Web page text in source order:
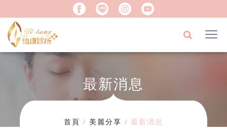
最新消息
首頁 美麗分享 最新消息